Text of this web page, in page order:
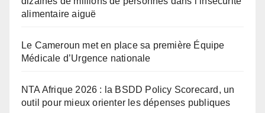
alimentaire aiguë
Le Cameroun met en place sa première Équipe
Médicale d’Urgence nationale
NTA Afrique 2026 : la BSDD Policy Scorecard, un
outil pour mieux orienter les dépenses publiques